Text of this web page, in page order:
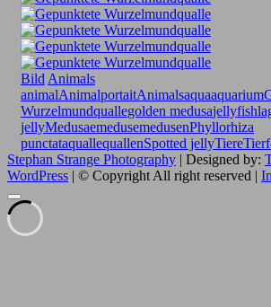
Bild Animals
animalAnimalportaitAnimalsaquaaquarium
Wurzelmundquallegolden medusajellyfish
jellyMedusaemedusemedusenPhyllorhiza
punctataquallequallenSpotted jellyTiere
Stephan Strange Photography | Designed by:
WordPress | © Copyright All right reserved |